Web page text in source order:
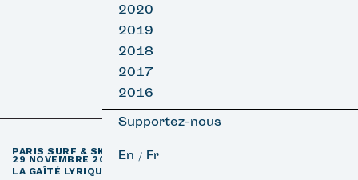
2020
2019
2018
2017
2016
Supportez-nous
En / Fr
PARIS SURF & SKATEBOARD FILM FESTIVAL
29 NOVEMBRE 2026
LA GAÎTÉ LYRIQUE · PARIS 3